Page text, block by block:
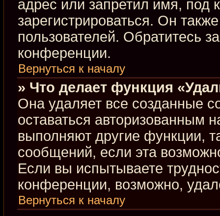
адрес или запретил имя, под
зарегистрироваться. Он
пользователей. Обратитесь
конференции.
Вернуться к началу
» Что делает функция
Она удаляет все созданные
оставаться авторизованным
выполняют другие функции,
сообщений, если эта
Если вы испытываете
конференции, возможно,
Вернуться к началу